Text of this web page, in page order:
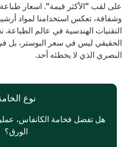
على لقب “الأكثر قيمة”. اسعار
وشفافة، تعكس استخدامنا لمواد
التقنيات الهندسية في عالم الطباعة.
الحقيقي ليس في سعر البوستر، بل
البصري الذي لا يخطئه أحد.
نوع
هل تفضل فخامة الكانفاس،
الورق؟